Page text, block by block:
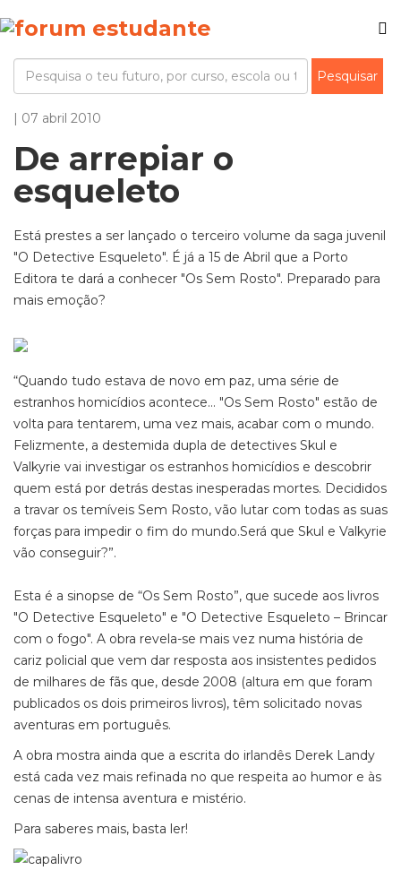
| 07 abril 2010
De arrepiar o
esqueleto
Está prestes a ser lançado o terceiro volume da saga juvenil
"O Detective Esqueleto". É já a 15 de Abril que a Porto
Editora te dará a conhecer "Os Sem Rosto". Preparado para
mais emoção?
“Quando tudo estava de novo em paz, uma série de
estranhos homicídios acontece… "Os Sem Rosto" estão de
volta para tentarem, uma vez mais, acabar com o mundo.
Felizmente, a destemida dupla de detectives Skul e
Valkyrie vai investigar os estranhos homicídios e descobrir
quem está por detrás destas inesperadas mortes. Decididos
a travar os temíveis Sem Rosto, vão lutar com todas as suas
forças para impedir o fim do mundo.Será que Skul e Valkyrie
vão conseguir?”.
Esta é a sinopse de “Os Sem Rosto”, que sucede aos livros
"O Detective Esqueleto" e "O Detective Esqueleto – Brincar
com o fogo". A obra revela-se mais vez numa história de
cariz policial que vem dar resposta aos insistentes pedidos
de milhares de fãs que, desde 2008 (altura em que foram
publicados os dois primeiros livros), têm solicitado novas
aventuras em português.
A obra mostra ainda que a escrita do irlandês Derek Landy
está cada vez mais refinada no que respeita ao humor e às
cenas de intensa aventura e mistério.
Para saberes mais, basta ler!